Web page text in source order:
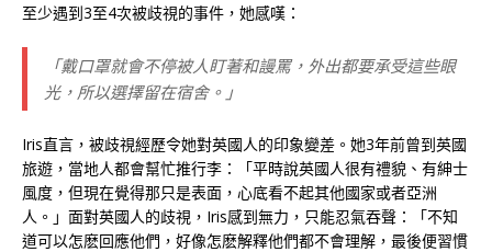
至少遇到3至4次被歧視的事件，她感嘆：
「戴口罩就會不停被人盯著和謾罵，外出都要承受這些眼
光，所以選擇留在宿舍。」
Iris直言，被歧視經歷令她對英國人的印象變差。她3年前曾到英國
旅遊，當地人都會幫忙推行李：「平時說英國人很有禮貌、有紳士
風度，但現在覺得那只是表面，心底看不起其他國家或者亞洲
人。」面對英國人的歧視，Iris感到無力，只能忍氣吞聲：「不知
道可以怎麽回應他們，好像怎麽解釋他們都不會理解，最後便習慣